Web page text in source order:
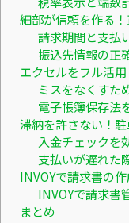
細部が信頼を作る
請求期間と支払
振込先情報の正
エクセルをフル活
ミスをなくすた
電子帳簿保存法
滞納を許さない！
入金チェックを
支払いが遅れた
INVOYで請求書の
INVOYで請求書
まとめ